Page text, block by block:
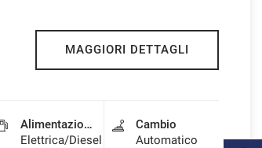
MAGGIORI DETTAGLI
Alimentazione
Elettrica/Diesel
Cambio
Automatico